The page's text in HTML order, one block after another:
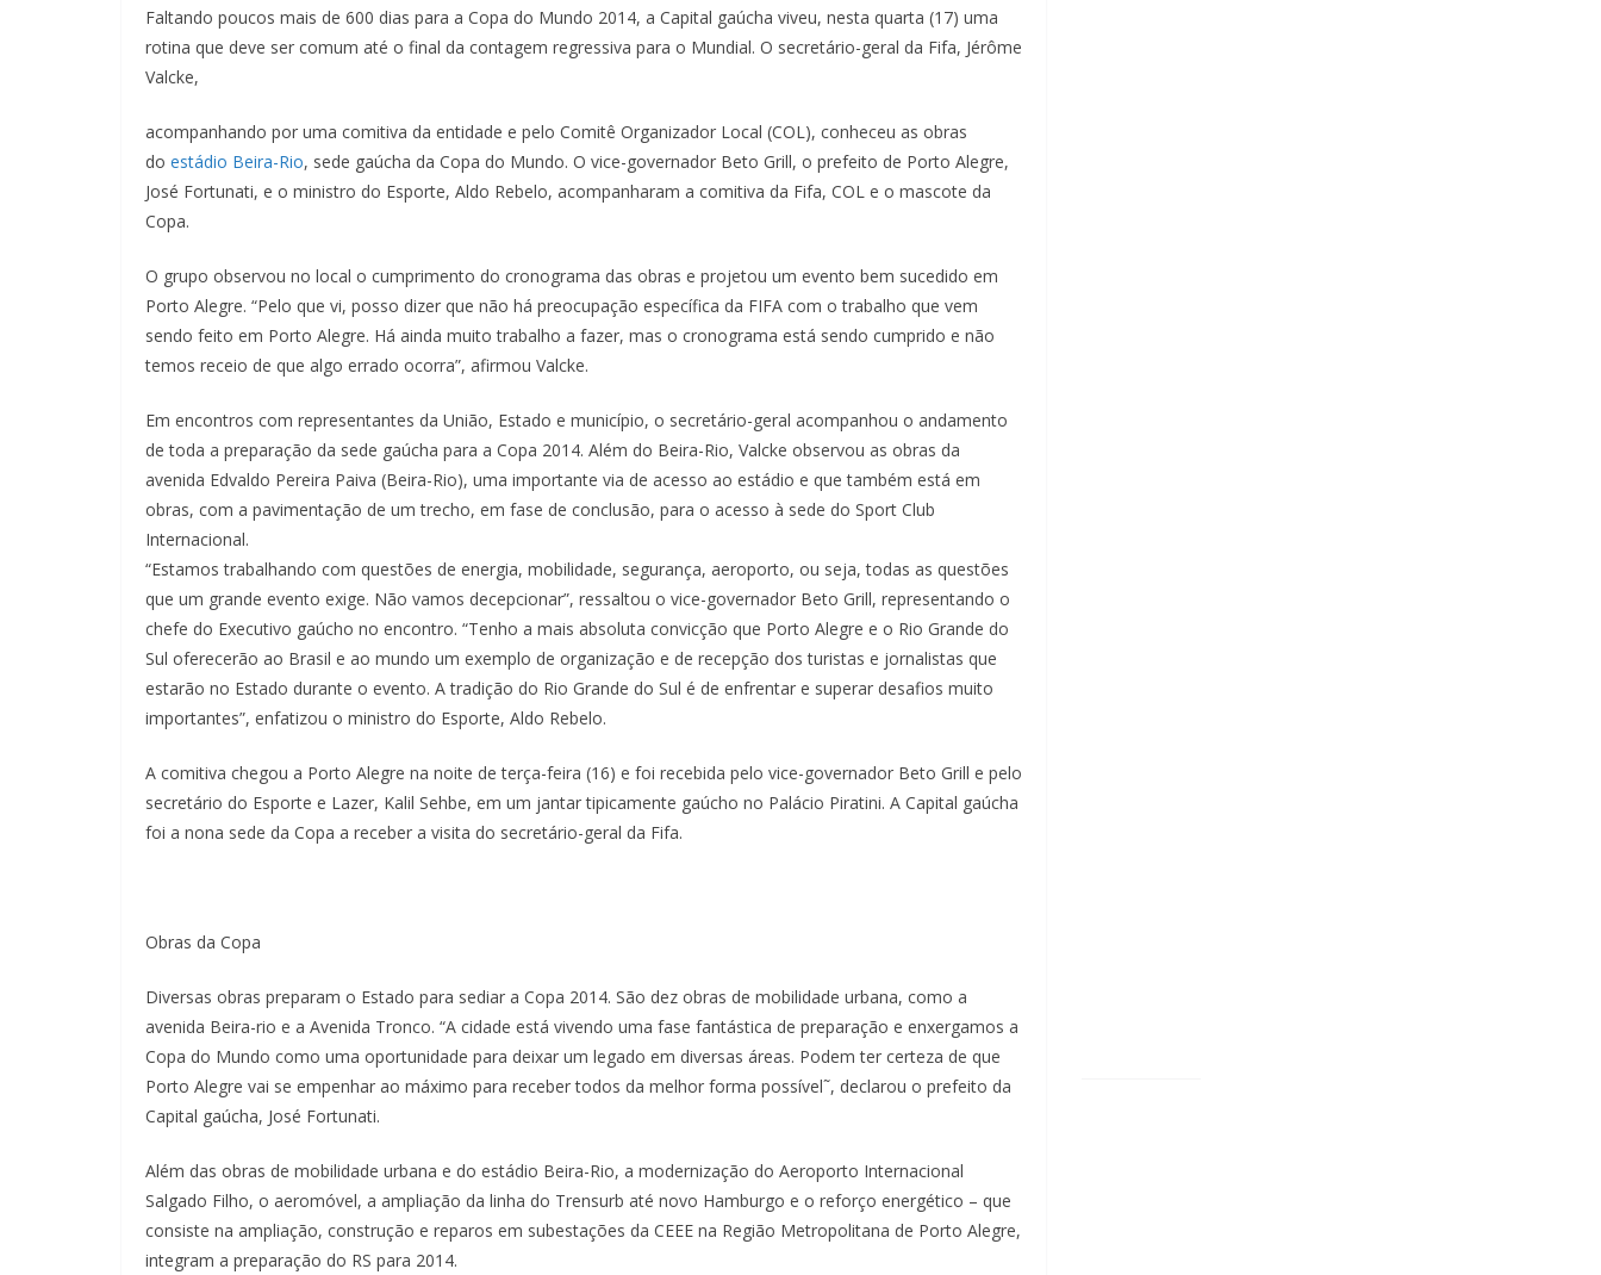
Faltando poucos mais de 600 dias para a Copa do Mundo 2014, a Capital gaúcha viveu, nesta quarta (17) uma
rotina que deve ser comum até o final da contagem regressiva para o Mundial. O secretário-geral da Fifa, Jérôme
Valcke,
acompanhando por uma comitiva da entidade e pelo Comitê Organizador Local (COL), conheceu as obras
do estádio Beira-Rio, sede gaúcha da Copa do Mundo. O vice-governador Beto Grill, o prefeito de Porto Alegre,
José Fortunati, e o ministro do Esporte, Aldo Rebelo, acompanharam a comitiva da Fifa, COL e o mascote da
Copa.
O grupo observou no local o cumprimento do cronograma das obras e projetou um evento bem sucedido em
Porto Alegre. “Pelo que vi, posso dizer que não há preocupação específica da FIFA com o trabalho que vem
sendo feito em Porto Alegre. Há ainda muito trabalho a fazer, mas o cronograma está sendo cumprido e não
temos receio de que algo errado ocorra”, afirmou Valcke.
Em encontros com representantes da União, Estado e município, o secretário-geral acompanhou o andamento
de toda a preparação da sede gaúcha para a Copa 2014. Além do Beira-Rio, Valcke observou as obras da
avenida Edvaldo Pereira Paiva (Beira-Rio), uma importante via de acesso ao estádio e que também está em
obras, com a pavimentação de um trecho, em fase de conclusão, para o acesso à sede do Sport Club
Internacional.
“Estamos trabalhando com questões de energia, mobilidade, segurança, aeroporto, ou seja, todas as questões
que um grande evento exige. Não vamos decepcionar”, ressaltou o vice-governador Beto Grill, representando o
chefe do Executivo gaúcho no encontro. “Tenho a mais absoluta convicção que Porto Alegre e o Rio Grande do
Sul oferecerão ao Brasil e ao mundo um exemplo de organização e de recepção dos turistas e jornalistas que
estarão no Estado durante o evento. A tradição do Rio Grande do Sul é de enfrentar e superar desafios muito
importantes”, enfatizou o ministro do Esporte, Aldo Rebelo.
A comitiva chegou a Porto Alegre na noite de terça-feira (16) e foi recebida pelo vice-governador Beto Grill e pelo
secretário do Esporte e Lazer, Kalil Sehbe, em um jantar tipicamente gaúcho no Palácio Piratini. A Capital gaúcha
foi a nona sede da Copa a receber a visita do secretário-geral da Fifa.
Obras da Copa
Diversas obras preparam o Estado para sediar a Copa 2014. São dez obras de mobilidade urbana, como a
avenida Beira-rio e a Avenida Tronco. “A cidade está vivendo uma fase fantástica de preparação e enxergamos a
Copa do Mundo como uma oportunidade para deixar um legado em diversas áreas. Podem ter certeza de que
Porto Alegre vai se empenhar ao máximo para receber todos da melhor forma possível˜, declarou o prefeito da
Capital gaúcha, José Fortunati.
Além das obras de mobilidade urbana e do estádio Beira-Rio, a modernização do Aeroporto Internacional
Salgado Filho, o aeromóvel, a ampliação da linha do Trensurb até novo Hamburgo e o reforço energético – que
consiste na ampliação, construção e reparos em subestações da CEEE na Região Metropolitana de Porto Alegre,
integram a preparação do RS para 2014.